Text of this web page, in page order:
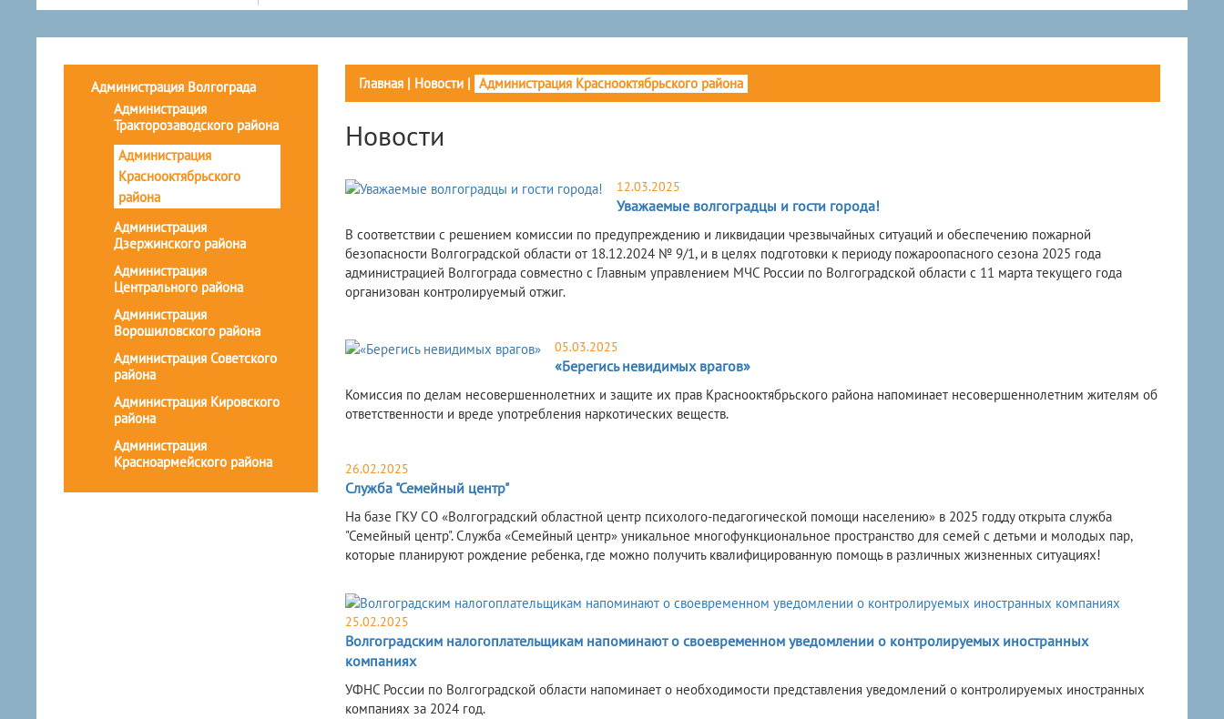
Администрация Волгограда
Администрация
Тракторозаводского района
Администрация
Краснооктябрьского
района
Администрация
Дзержинского района
Администрация
Центрального района
Администрация
Ворошиловского района
Администрация Советского
района
Администрация Кировского
района
Администрация
Красноармейского района
Главная| Новости| Администрация Краснооктябрьского района
Новости
12.03.2025
Уважаемые волгоградцы и гости города!
В соответствии с решением комиссии по предупреждению и ликвидации чрезвычайных ситуаций и обеспечению пожарной
безопасности Волгоградской области от 18.12.2024 № 9/1, и в целях подготовки к периоду пожароопасного сезона 2025 года
администрацией Волгограда совместно с Главным управлением МЧС России по Волгоградской области с 11 марта текущего года
организован контролируемый отжиг.
05.03.2025
«Берегись невидимых врагов»
Комиссия по делам несовершеннолетних и защите их прав Краснооктябрьского района напоминает несовершеннолетним жителям об
ответственности и вреде употребления наркотических веществ.
26.02.2025
Служба "Семейный центр"
На базе ГКУ СО «Волгоградский областной центр психолого-педагогической помощи населению» в 2025 годду открыта служба
"Семейный центр". Служба «Семейный центр» уникальное многофункциональное пространство для семей с детьми и молодых пар,
которые планируют рождение ребенка, где можно получить квалифицированную помощь в различных жизненных ситуациях!
25.02.2025
Волгоградским налогоплательщикам напоминают о своевременном уведомлении о контролируемых иностранных
компаниях
УФНС России по Волгоградской области напоминает о необходимости представления уведомлений о контролируемых иностранных
компаниях за 2024 год.